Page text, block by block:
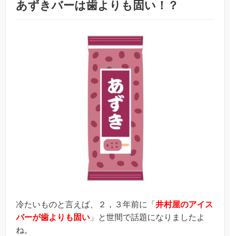
あずきバーは歯よりも固い！？
冷たいものと言えば、２，３年前に「 井村屋のアイス
バーが歯よりも固い 」と世間で話題になりましたよ
ね。